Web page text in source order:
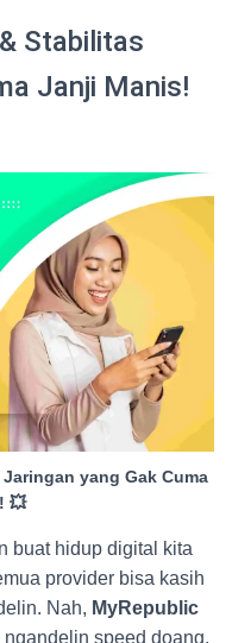
Stabilitas
Janji Manis!
yang Gak Cuma
💥
buat hidup digital kita
provider bisa kasih
Nah, MyRepublic
speed doang,